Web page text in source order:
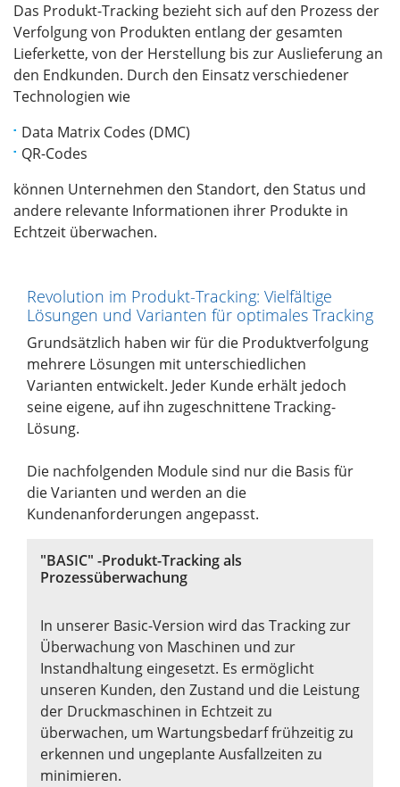
Das Produkt-Tracking bezieht sich auf den Prozess der
Verfolgung von Produkten entlang der gesamten
Lieferkette, von der Herstellung bis zur Auslieferung an
den Endkunden. Durch den Einsatz verschiedener
Technologien wie
Data Matrix Codes (DMC)
QR-Codes
können Unternehmen den Standort, den Status und
andere relevante Informationen ihrer Produkte in
Echtzeit überwachen.
Revolution im Produkt-Tracking: Vielfältige
Lösungen und Varianten für optimales Tracking
Grundsätzlich haben wir für die Produktverfolgung
mehrere Lösungen mit unterschiedlichen
Varianten entwickelt. Jeder Kunde erhält jedoch
seine eigene, auf ihn zugeschnittene Tracking-
Lösung.
Die nachfolgenden Module sind nur die Basis für
die Varianten und werden an die
Kundenanforderungen angepasst.
"BASIC" -Produkt-Tracking als
Prozessüberwachung
In unserer Basic-Version wird das Tracking zur
Überwachung von Maschinen und zur
Instandhaltung eingesetzt. Es ermöglicht
unseren Kunden, den Zustand und die Leistung
der Druckmaschinen in Echtzeit zu
überwachen, um Wartungsbedarf frühzeitig zu
erkennen und ungeplante Ausfallzeiten zu
minimieren.